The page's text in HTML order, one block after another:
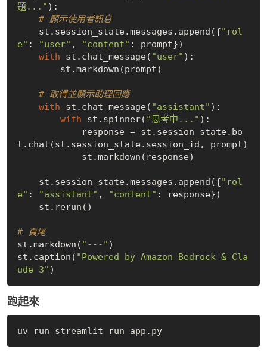
題..." ):
# 顯示使用者訊息
    st.session_state.messages.append({
"rol
e" : "user" , "content" : prompt})
with st.chat_message( "user" ):
# 取得並顯示助理回應
with st.chat_message( "assistant" ):
with st.spinner( "思考中..." ):
t.chat(st.session_state.session_id, prompt)
    st.session_state.messages.append({
"rol
e" : "assistant" , "content" : response})
# 頁尾
st.markdown( "---" )
st.caption( "Powered by Amazon Bedrock & Cla
ude 3"
跑起來
uv run streamlit run app.py